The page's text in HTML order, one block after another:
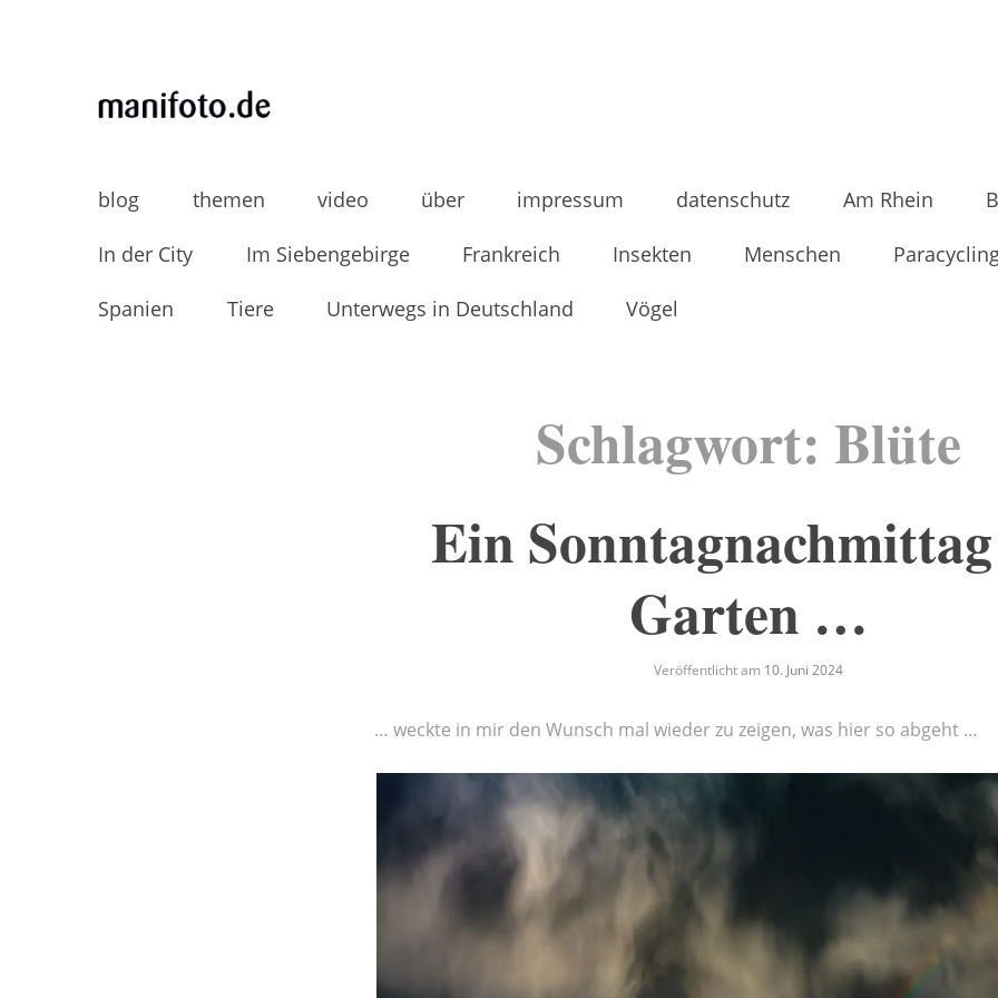
blog themen video über impressum datenschutz Am Rhein
In der City Im Siebengebirge Frankreich Insekten Menschen
Spanien Tiere Unterwegs in Deutschland Vögel
Schlagwort: Blüte
Ein
Garten …
Veröffentlicht am 10. Juni 2024
… weckte in mir den Wunsch mal wieder zu zeigen, was hier so abgeht …